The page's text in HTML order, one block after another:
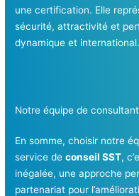
une certification. Elle
sécurité, attractivité et
dynamique et international.
Notre équipe de
En somme, choisir notre
service deconseil SST,
inégalée, une approche
partenariat pour